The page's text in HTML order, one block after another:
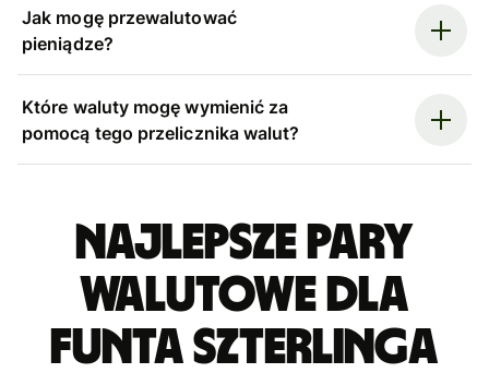
Jak mogę przewalutować
pieniądze?
Które waluty mogę wymienić za
pomocą tego przelicznika walut?
Najlepsze pary
walutowe dla
funta szterlinga